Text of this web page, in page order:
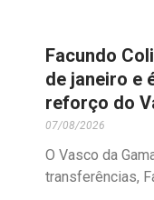
Facundo
de janeiro e
reforço do
07/08/2026
O Vasco da
transferências,